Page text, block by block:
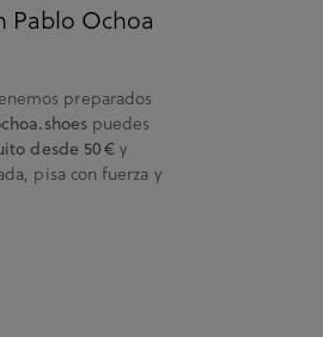
Pablo Ochoa
preparados
puedes
desde 50 € y
pisa con fuerza y